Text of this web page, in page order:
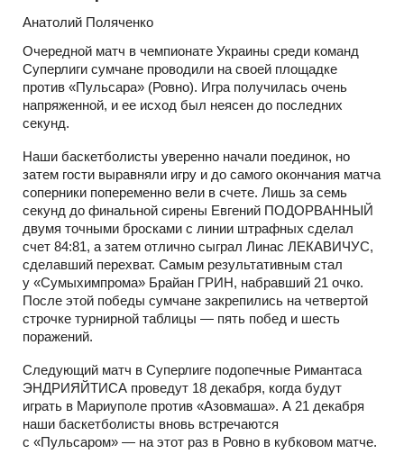
Анатолий Поляченко
Очередной матч в чемпионате Украины среди команд
Суперлиги сумчане проводили на своей площадке
против «Пульсара» (Ровно). Игра получилась очень
напряженной, и ее исход был неясен до последних
секунд.
Наши баскетболисты уверенно начали поединок, но
затем гости выравняли игру и до самого окончания матча
соперники попеременно вели в счете. Лишь за семь
секунд до финальной сирены Евгений ПОДОРВАННЫЙ
двумя точными бросками с линии штрафных сделал
счет 84:81, а затем отлично сыграл Линас ЛЕКАВИЧУС,
сделавший перехват. Самым результативным стал
у «Сумыхимпрома» Брайан ГРИН, набравший 21 очко.
После этой победы сумчане закрепились на четвертой
строчке турнирной таблицы — пять побед и шесть
поражений.
Следующий матч в Суперлиге подопечные Римантаса
ЭНДРИЯЙТИСА проведут 18 декабря, когда будут
играть в Мариуполе против «Азовмаша». А 21 декабря
наши баскетболисты вновь встречаются
с «Пульсаром» — на этот раз в Ровно в кубковом матче.